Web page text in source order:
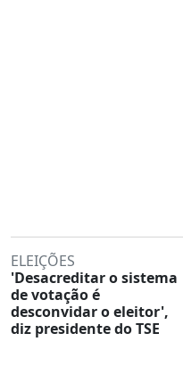
ELEIÇÕES
'Desacreditar o sistema
de votação é
desconvidar o eleitor',
diz presidente do TSE